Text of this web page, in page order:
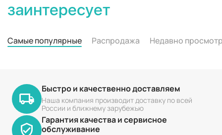
заинтересует
Самые популярные Распродажа Недавно
Быстро и качественно доставляем
Наша компания производит доставку по всей
России и ближнему зарубежью
Гарантия качества и сервисное
обслуживание